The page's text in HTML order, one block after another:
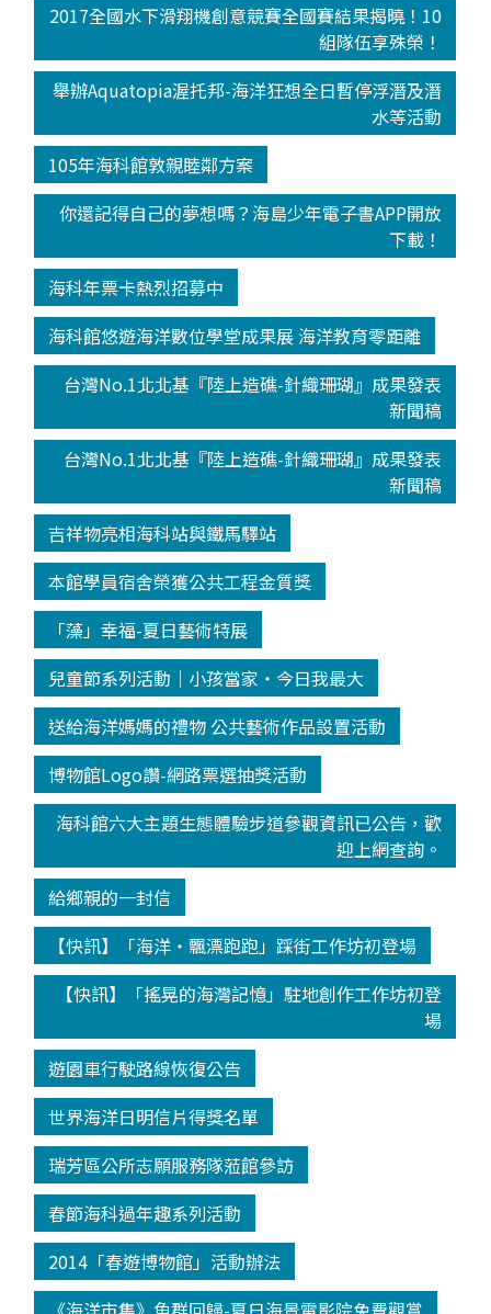
2017全國水下滑翔機創意競賽全國賽結果揭曉！10
組隊伍享殊榮！
舉辦Aquatopia渥托邦-海洋狂想全日暫停浮潛及潛
水等活動
105年海科館敦親睦鄰方案
你還記得自己的夢想嗎？海島少年電子書APP開放
下載！
海科年票卡熱烈招募中
海科館悠遊海洋數位學堂成果展 海洋教育零距離
台灣No.1北北基『陸上造礁-針織珊瑚』成果發表
新聞稿
台灣No.1北北基『陸上造礁-針織珊瑚』成果發表
新聞稿
吉祥物亮相海科站與鐵馬驛站
本館學員宿舍榮獲公共工程金質獎
「藻」幸福-夏日藝術特展
兒童節系列活動│小孩當家‧今日我最大
送給海洋媽媽的禮物 公共藝術作品設置活動
博物館Logo讚-網路票選抽獎活動
海科館六大主題生態體驗步道參觀資訊已公告，歡
迎上網查詢。
給鄉親的一封信
【快訊】「海洋‧飄漂跑跑」踩街工作坊初登場
【快訊】「搖晃的海灣記憶」駐地創作工作坊初登
場
遊園車行駛路線恢復公告
世界海洋日明信片得獎名單
瑞芳區公所志願服務隊蒞館參訪
春節海科過年趣系列活動
2014「春遊博物館」活動辦法